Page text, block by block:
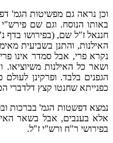
וכן נראה גם מפשיטות הגמ'
באותו הנוסח. וגם שם פירש"י
חננאל ז"ל שם, (בפירושו בדף
האילנות, והתנן בשביעית
נקרא פרי, אבל סמדר אינו
ושאר כל האילנות משיוציאו.
הגפנים בלבד. ופרקינן לעולם
כפנייתא שחנטו קצץ דלדברי
נמצא דפשטות הגמ' בברכות
אלא בענבים, אבל בשאר
בפירושי ר"ח ורש"י ז"ל.